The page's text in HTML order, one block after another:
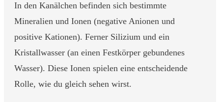
In den Kanälchen befinden sich bestimmte
Mineralien und Ionen (negative Anionen und
positive Kationen). Ferner Silizium und ein
Kristallwasser (an einen Festkörper gebundenes
Wasser). Diese Ionen spielen eine entscheidende
Rolle, wie du gleich sehen wirst.